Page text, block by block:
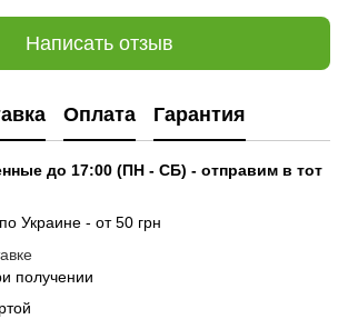
Написать отзыв
Оплата Гарантия
до 17:00 (ПН - СБ) - отправим в тот
Украине - от 50 грн
получении